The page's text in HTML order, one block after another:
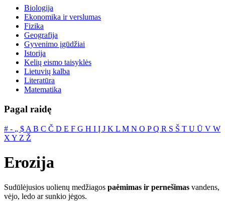
Biologija
Ekonomika ir verslumas
Fizika
Geografija
Gyvenimo įgūdžiai
Istorija
Kelių eismo taisyklės
Lietuvių kalba
Literatūra
Matematika
Pagal raidę
# ‐ „ $ A B C Č D E F G H I Į J K L M N O PQ R S Š T U Ū V W
X Y Z Ž
Erozija
Sudūlėjusios uolienų medžiagos paėmimas ir pernešimas vandens,
vėjo, ledo ar sunkio jėgos.